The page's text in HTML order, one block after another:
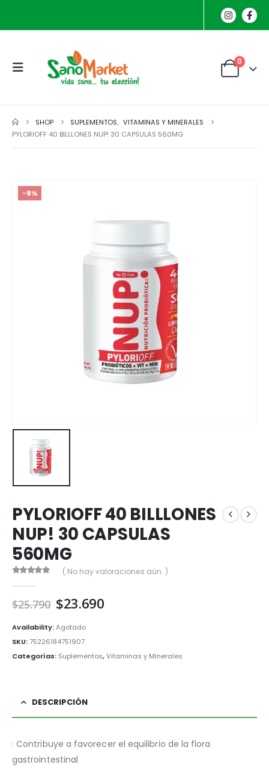
0
SHOP SUPLEMENTOS, VITAMINAS Y MINERALES
PYLORIOFF 40 BILLLONES NUP! 30 CAPSULAS 560MG
-8%
PYLORIOFF 40 BILLLONES
NUP! 30 CAPSULAS
560MG
( No hay valoraciones aún. )
$25.790 El
precio
original
era:
$25.790.
$23.690El
$23.690.
Availability:Agotado
SKU:75226184751907
Categorías: Suplementos,Vitaminas y Minerales
DESCRIPCIÓN
· Contribuye a favorecer el equilibrio de la flora
gastrointestinal